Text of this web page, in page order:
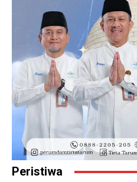
Peristiwa